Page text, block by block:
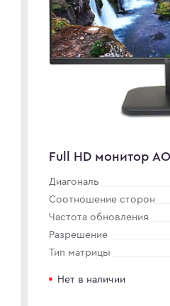
Full HD монитор
Диагональ
Соотношение сторон
Частота обновления
Разрешение
Тип матрицы
Нет в наличии